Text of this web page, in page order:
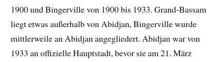
1900 und Bingerville von 1900 bis 1933. Grand-Bassam
liegt etwas außerhalb von Abidjan, Bingerville wurde
mittlerweile an Abidjan angegliedert. Abidjan war von
1933 an offizielle Hauptstadt, bevor sie am 21. März